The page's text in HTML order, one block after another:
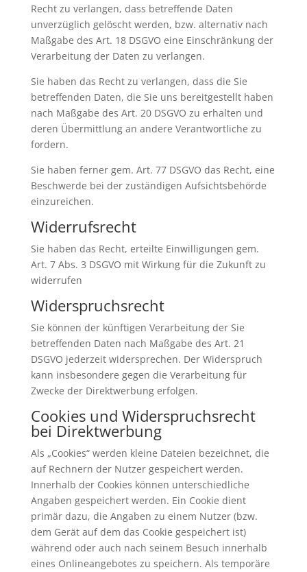
Recht zu verlangen, dass betreffende Daten
unverzüglich gelöscht werden, bzw. alternativ nach
Maßgabe des Art. 18 DSGVO eine Einschränkung der
Verarbeitung der Daten zu verlangen.
Sie haben das Recht zu verlangen, dass die Sie
betreffenden Daten, die Sie uns bereitgestellt haben
nach Maßgabe des Art. 20 DSGVO zu erhalten und
deren Übermittlung an andere Verantwortliche zu
fordern.
Sie haben ferner gem. Art. 77 DSGVO das Recht, eine
Beschwerde bei der zuständigen Aufsichtsbehörde
einzureichen.
Widerrufsrecht
Sie haben das Recht, erteilte Einwilligungen gem.
Art. 7 Abs. 3 DSGVO mit Wirkung für die Zukunft zu
widerrufen
Widerspruchsrecht
Sie können der künftigen Verarbeitung der Sie
betreffenden Daten nach Maßgabe des Art. 21
DSGVO jederzeit widersprechen. Der Widerspruch
kann insbesondere gegen die Verarbeitung für
Zwecke der Direktwerbung erfolgen.
Cookies und Widerspruchsrecht
bei Direktwerbung
Als „Cookies“ werden kleine Dateien bezeichnet, die
auf Rechnern der Nutzer gespeichert werden.
Innerhalb der Cookies können unterschiedliche
Angaben gespeichert werden. Ein Cookie dient
primär dazu, die Angaben zu einem Nutzer (bzw.
dem Gerät auf dem das Cookie gespeichert ist)
während oder auch nach seinem Besuch innerhalb
eines Onlineangebotes zu speichern. Als temporäre